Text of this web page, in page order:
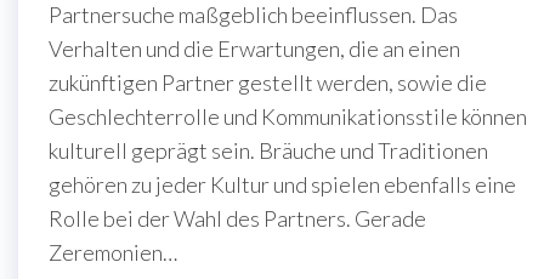
Partnersuche maßgeblich beeinflussen. Das
Verhalten und die Erwartungen, die an einen
zukünftigen Partner gestellt werden, sowie die
Geschlechterrolle und Kommunikationsstile können
kulturell geprägt sein. Bräuche und Traditionen
gehören zu jeder Kultur und spielen ebenfalls eine
Rolle bei der Wahl des Partners. Gerade
Zeremonien…